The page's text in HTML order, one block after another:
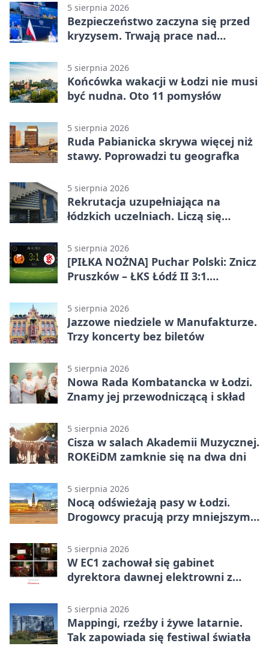
5 sierpnia 2026
Bezpieczeństwo zaczyna się przed
kryzysem. Trwają prace nad
5 sierpnia 2026
Końcówka wakacji w Łodzi nie musi
być nudna. Oto 11 pomysłów
5 sierpnia 2026
Ruda Pabianicka skrywa więcej niż
stawy. Poprowadzi tu geografka
5 sierpnia 2026
Rekrutacja uzupełniająca na
łódzkich uczelniach. Liczą się
5 sierpnia 2026
[PIŁKA NOŻNA] Puchar Polski: Znicz
Pruszków – ŁKS Łódź II 3:1.
5 sierpnia 2026
Jazzowe niedziele w Manufakturze.
Trzy koncerty bez biletów
5 sierpnia 2026
Nowa Rada Kombatancka w Łodzi.
Znamy jej przewodniczącą i skład
5 sierpnia 2026
Cisza w salach Akademii Muzycznej.
ROKEiDM zamknie się na dwa dni
5 sierpnia 2026
Nocą odświeżają pasy w Łodzi.
Drogowcy pracują przy mniejszym
5 sierpnia 2026
W EC1 zachował się gabinet
dyrektora dawnej elektrowni z
5 sierpnia 2026
Mappingi, rzeźby i żywe latarnie.
Tak zapowiada się festiwal światła